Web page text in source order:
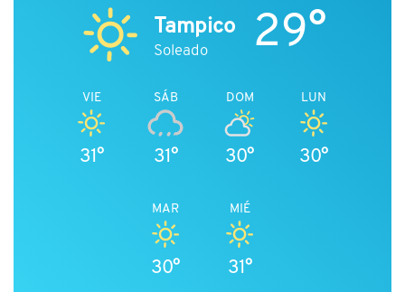
Tampico
Soleado 29°
VIE
31°
SÁB
31°
DOM
30°
LUN
30°
MAR
30°
MIÉ
31°